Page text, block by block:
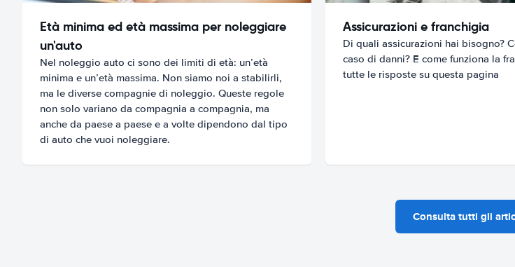
Età minima ed età massima per noleggiare
un'auto
Nel noleggio auto ci sono dei limiti di età: un’età
minima e un’età massima. Non siamo noi a stabilirli,
ma le diverse compagnie di noleggio. Queste regole
non solo variano da compagnia a compagnia, ma
anche da paese a paese e a volte dipendono dal tipo
di auto che vuoi noleggiare.
Assicurazioni e franchigia
Di quali assicurazioni hai bisogno?
caso di danni? E come funziona la
tutte le risposte su questa pagina
Consulta tutti gli